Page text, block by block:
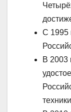
С 1995
В 2003